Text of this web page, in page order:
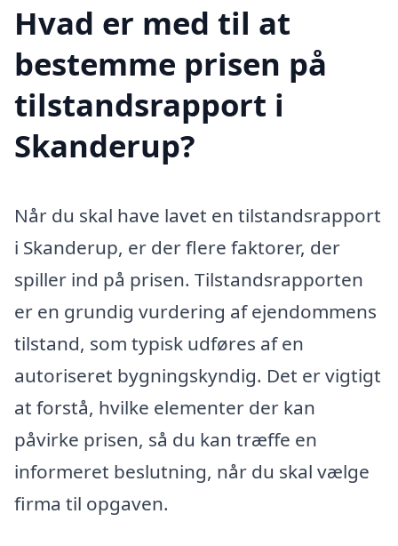
Hvad er med til at
bestemme prisen på
tilstandsrapport i
Skanderup?
Når du skal have lavet en tilstandsrapport
i Skanderup, er der flere faktorer, der
spiller ind på prisen. Tilstandsrapporten
er en grundig vurdering af ejendommens
tilstand, som typisk udføres af en
autoriseret bygningskyndig. Det er vigtigt
at forstå, hvilke elementer der kan
påvirke prisen, så du kan træffe en
informeret beslutning, når du skal vælge
firma til opgaven.